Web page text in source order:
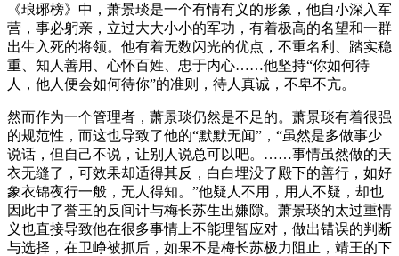
《琅琊榜》中，萧景琰是一个有情有义的形象，他自小深入军
营，事必躬亲，立过大大小小的军功，有着极高的名望和一群
出生入死的将领。他有着无数闪光的优点，不重名利、踏实稳
重、知人善用、心怀百姓、忠于内心……他坚持“你如何待
人，他人便会如何待你”的准则，待人真诚，不卑不亢。
然而作为一个管理者，萧景琰仍然是不足的。萧景琰有着很强
的规范性，而这也导致了他的“默默无闻”，“虽然是多做事少
说话，但自己不说，让别人说总可以吧。……事情虽然做的天
衣无缝了，可效果却适得其反，白白埋没了殿下的善行，如好
象衣锦夜行一般，无人得知。”他疑人不用，用人不疑，却也
因此中了誉王的反间计与梅长苏生出嫌隙。萧景琰的太过重情
义也直接导致他在很多事情上不能理智应对，做出错误的判断
与选择，在卫峥被抓后，如果不是梅长苏极力阻止，靖王的下